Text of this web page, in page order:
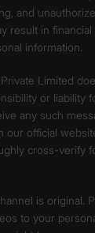
and
result in
information.
Limited
or liability
any such
our official
cross-verify
is original.
to your